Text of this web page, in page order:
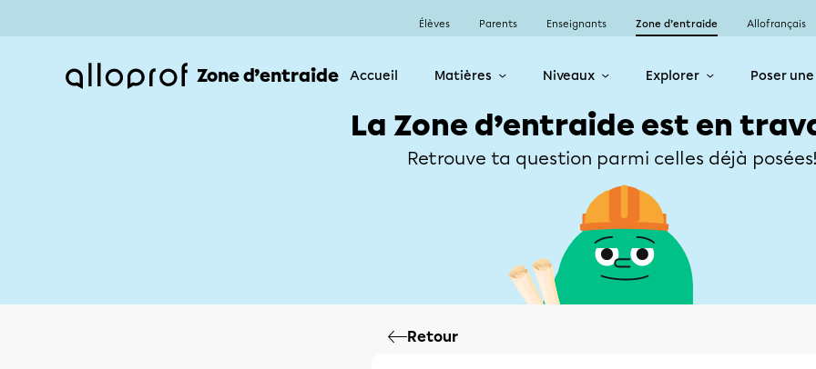
Élèves Parents Enseignants Zone d’entraide Allofrançais
Zone d’entraide Accueil Matières Niveaux Explorer Poser
La Zone d’entraide est en
Retrouve ta question parmi celles déjà
Retour